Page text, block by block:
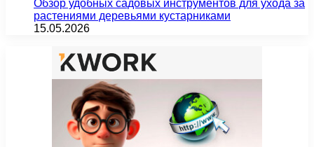
Обзор удобных садовых инструментов для ухода за
растениями деревьями кустарниками
15.05.2026